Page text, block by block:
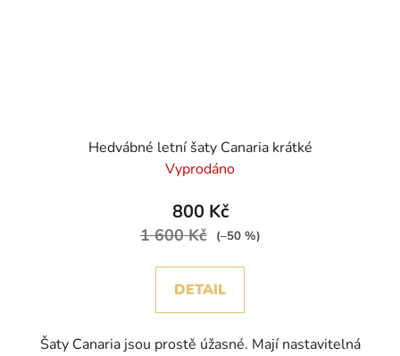
Hedvábné letní šaty Canaria krátké
Vyprodáno
800 Kč
1 600 Kč (–50 %)
DETAIL
Šaty Canaria jsou prostě úžasné. Mají nastavitelná